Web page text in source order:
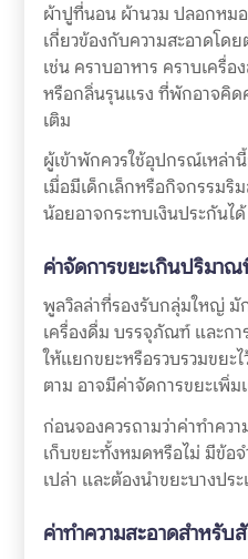
ผ้าปูที่นอน ผ้านวม ปลอกหมอ
เกี่ยวข้องกับความสะอาดโด
เช่น คราบอาหาร คราบเครื่อ
หรือกลิ่นรุนแรง ที่พักอาจคิด
เติม
ผู้เข้าพักควรใช้อุปกรณ์เหล่า
เมื่อมีเด็กเล็กหรือกิจกรรมริม
น้อยอาจกระทบเงินประกันได้
ค่าจัดการขยะเกินปริมา
พูลวิลล่าที่รองรับกลุ่มใหญ่ มั
เครื่องดื่ม บรรจุภัณฑ์ และก
ให้แยกขยะหรือรวบรวมขยะ
ตาม อาจมีค่าจัดการขยะเพิ่ม
ก่อนจองควรถามว่าค่าทำคว
เก็บขยะทั้งหมดหรือไม่ มีข้อ
เปล่า และต้องนำขยะบางปร
ค่าทำความสะอาดสำหรับ